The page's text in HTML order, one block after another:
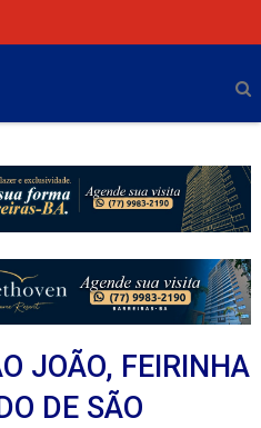
JOÃO, FEIRINHA
DE SÃO